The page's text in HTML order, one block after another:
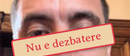
Nu e dezbatere